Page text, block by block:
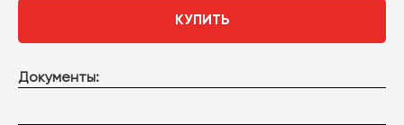
КУПИТЬ
Документы: